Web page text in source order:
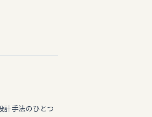
計手法のひとつ